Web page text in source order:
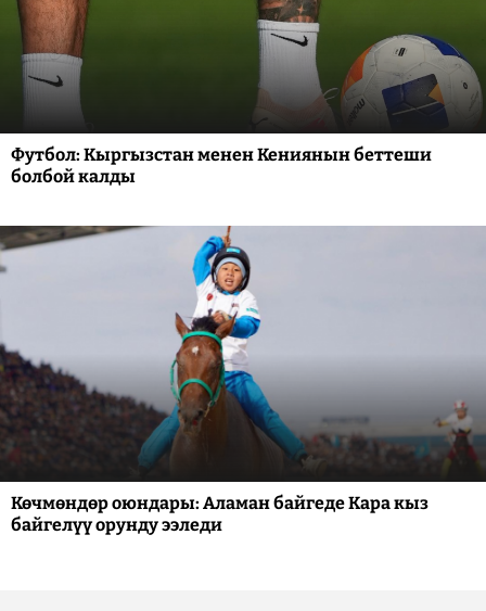
Футбол: Кыргызстан менен Кениянын беттеши
болбой калды
Көчмөндөр оюндары: Аламан байгеде Кара кыз
байгелүү орунду ээледи